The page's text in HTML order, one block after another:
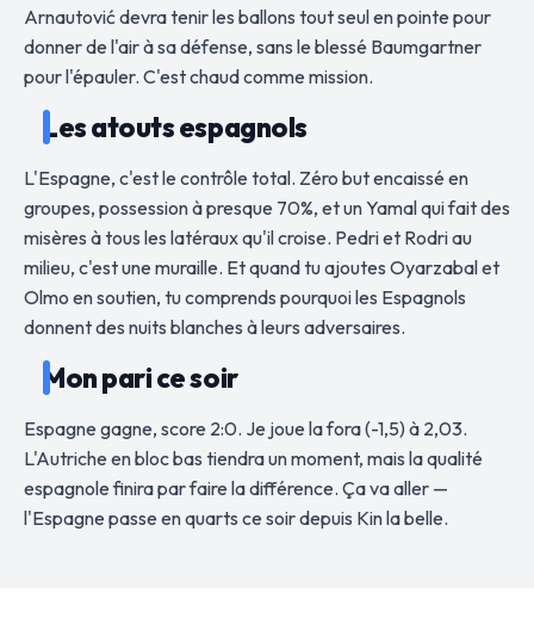
Arnautović devra tenir les ballons tout seul en pointe pour
donner de l'air à sa défense, sans le blessé Baumgartner
pour l'épauler. C'est chaud comme mission.
Les atouts espagnols
L'Espagne, c'est le contrôle total. Zéro but encaissé en
groupes, possession à presque 70%, et un Yamal qui fait des
misères à tous les latéraux qu'il croise. Pedri et Rodri au
milieu, c'est une muraille. Et quand tu ajoutes Oyarzabal et
Olmo en soutien, tu comprends pourquoi les Espagnols
donnent des nuits blanches à leurs adversaires.
Mon pari ce soir
Espagne gagne, score 2:0. Je joue la fora (-1,5) à 2,03.
L'Autriche en bloc bas tiendra un moment, mais la qualité
espagnole finira par faire la différence. Ça va aller —
l'Espagne passe en quarts ce soir depuis Kin la belle.